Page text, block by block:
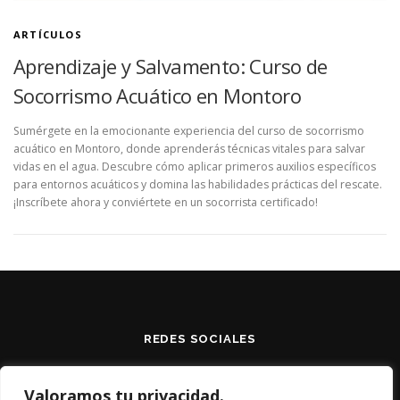
Valoramos tu privacidad.
ARTÍCULOS
Aprendizaje y Salvamento: Curso de
Socorrismo Acuático en Montoro
Sumérgete en la emocionante experiencia del curso de socorrismo
acuático en Montoro, donde aprenderás técnicas vitales para salvar
vidas en el agua. Descubre cómo aplicar primeros auxilios específicos
para entornos acuáticos y domina las habilidades prácticas del rescate.
¡Inscríbete ahora y conviértete en un socorrista certificado!
REDES SOCIALES